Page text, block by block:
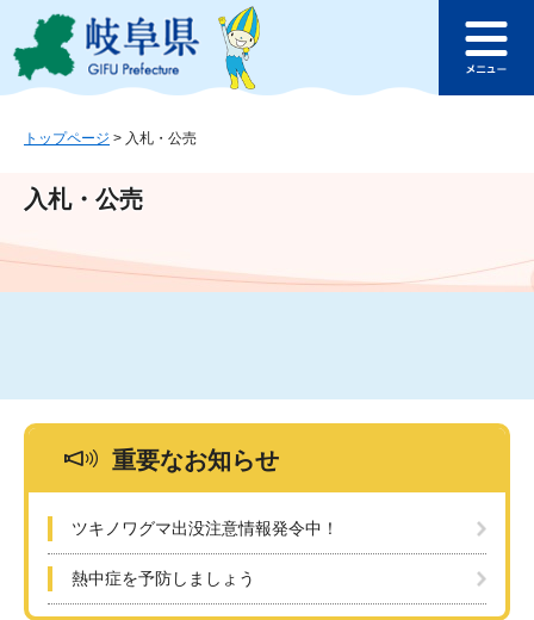
ジ
ュ
文
このページの本文へ
ュ
トップページ > 入札・公売
入札・公売
重要なお知らせ
ツキノワグマ出没注意情報発令中！
熱中症を予防しましょう